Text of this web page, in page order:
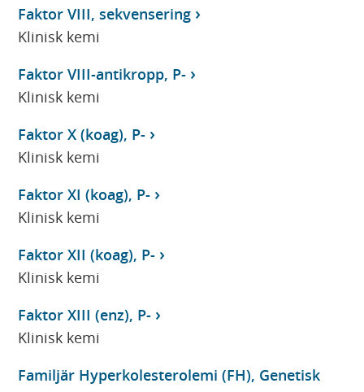
Faktor VIII, sekvensering
Klinisk kemi
Faktor VIII-antikropp, P-
Klinisk kemi
Faktor X (koag), P-
Klinisk kemi
Faktor XI (koag), P-
Klinisk kemi
Faktor XII (koag), P-
Klinisk kemi
Faktor XIII (enz), P-
Klinisk kemi
Familjär Hyperkolesterolemi (FH), Genetisk